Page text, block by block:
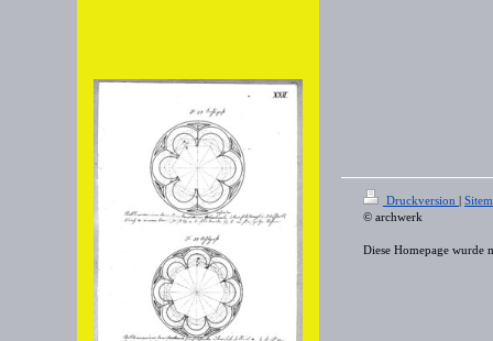
Druckversion |
© archwerk
Diese Homepage wurde